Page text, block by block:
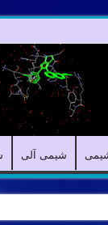
شیمی شیمی آلی